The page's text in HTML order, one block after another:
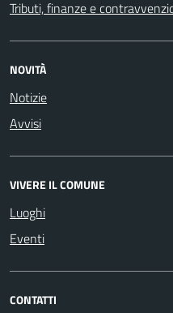
Tributi, finanze e
NOVITÀ
Notizie
Avvisi
VIVERE IL COMUNE
Luoghi
Eventi
CONTATTI